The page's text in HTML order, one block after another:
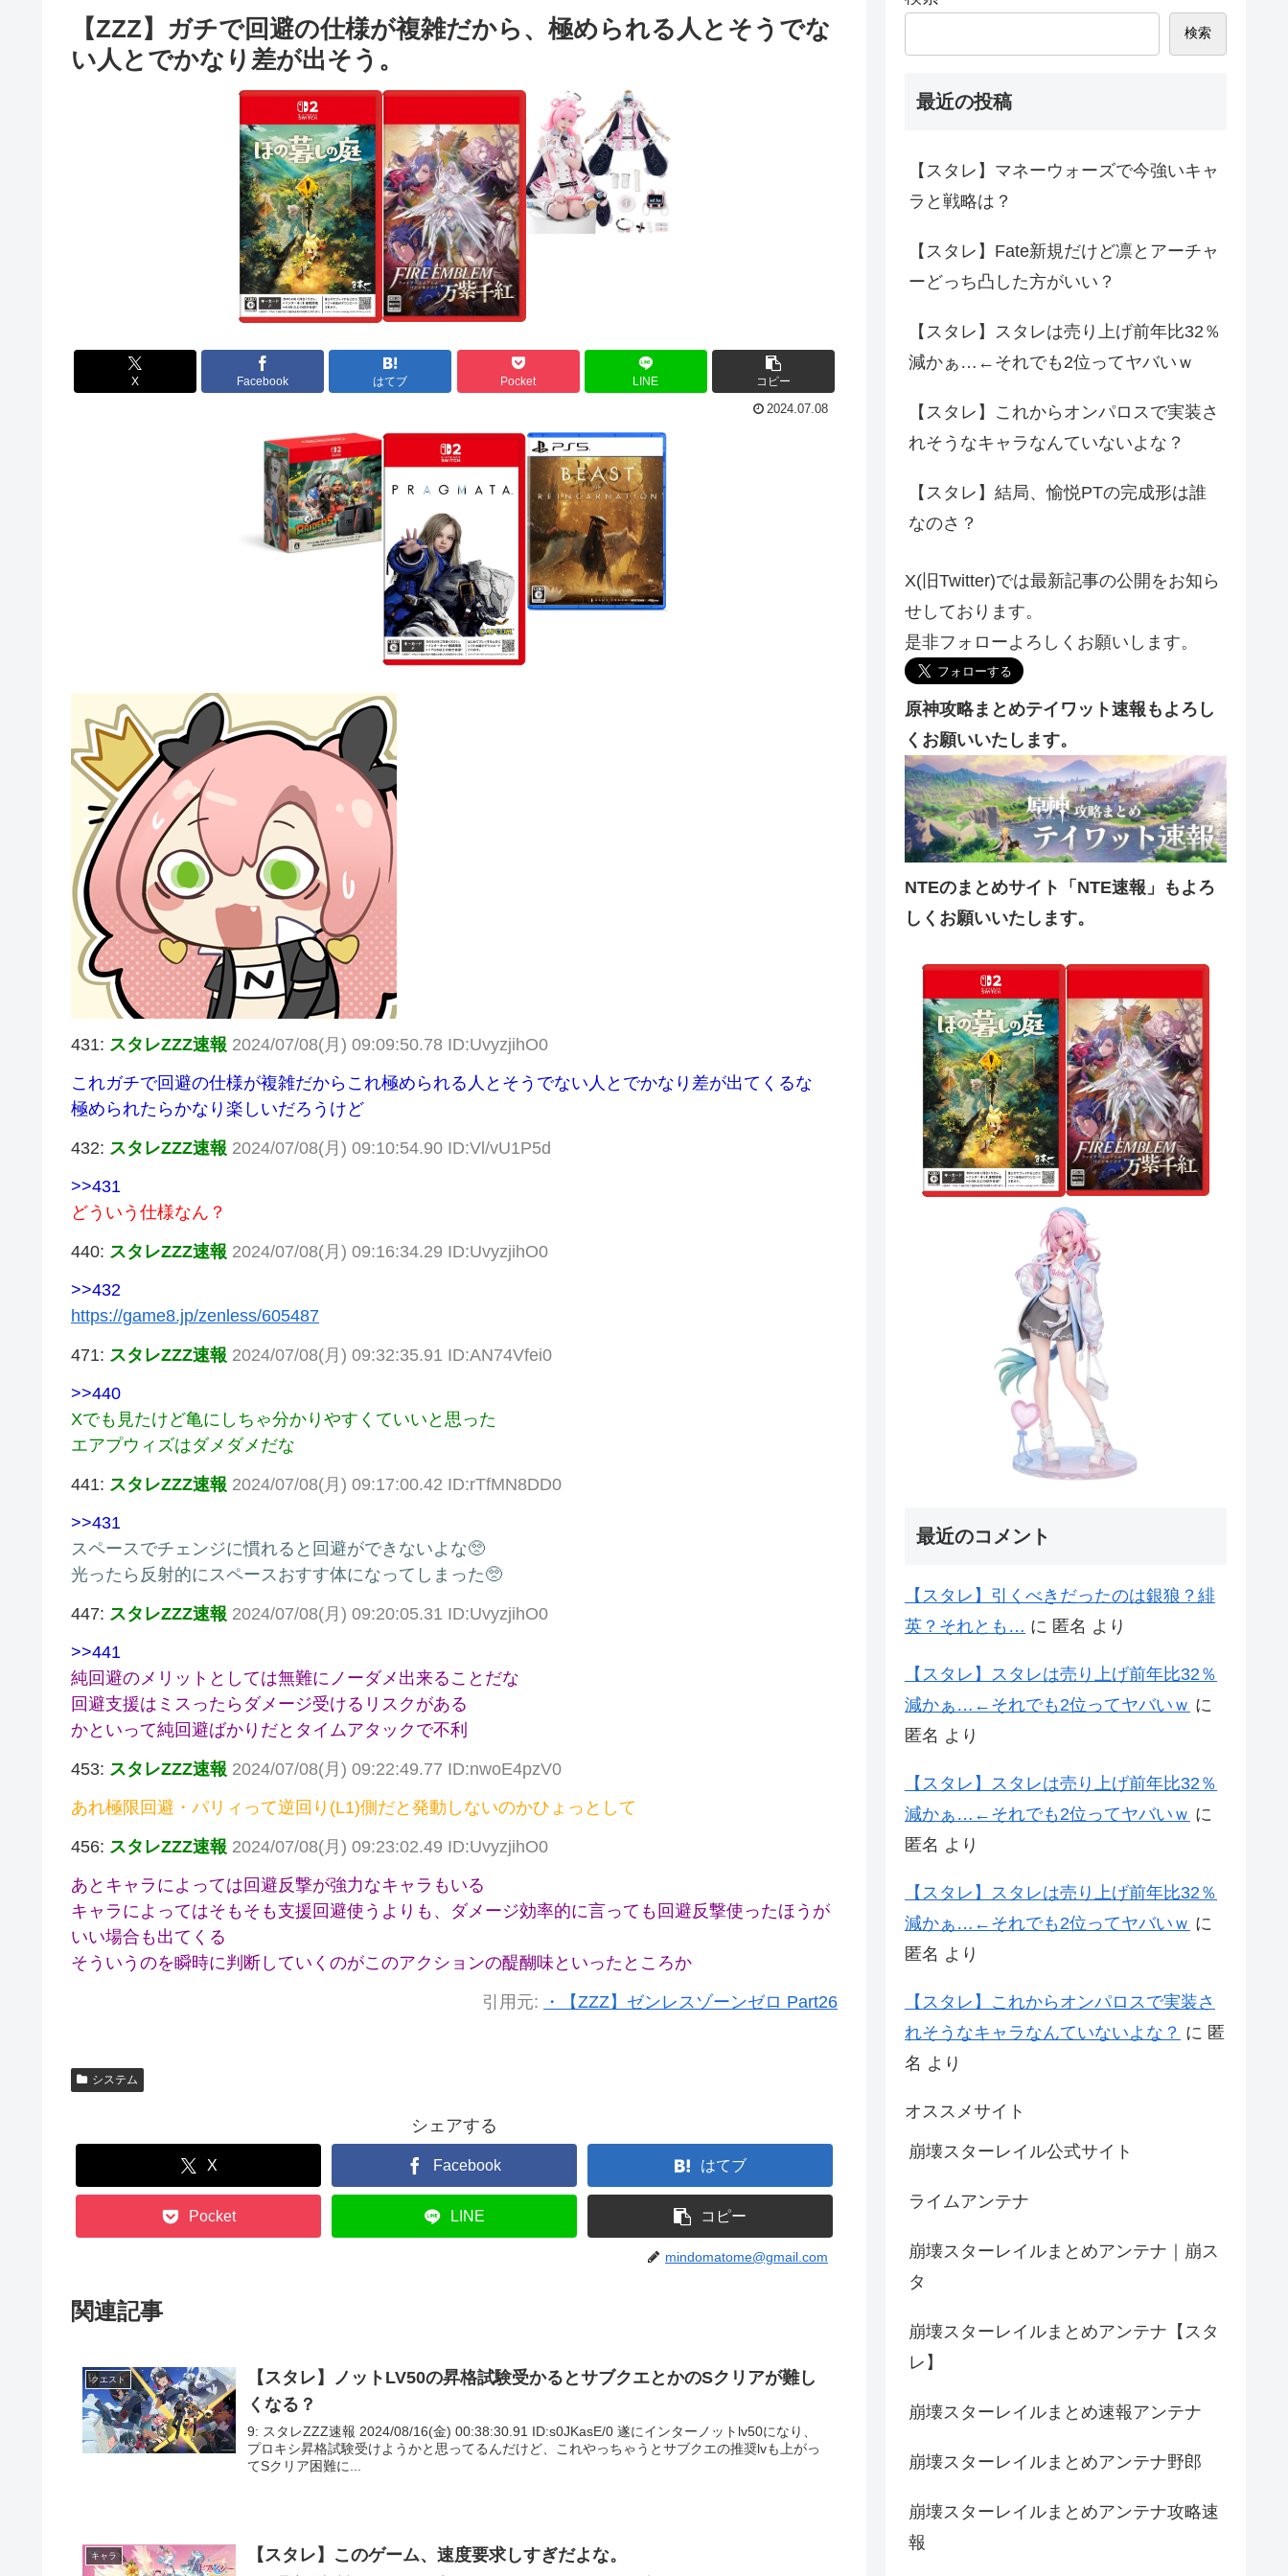
【ZZZ】ガチで回避の仕様が複雑だから、極められる人とそうでな
い人とでかなり差が出そう。
X Facebook はてブ Pocket LINE コピー
2024.07.08
431: スタレZZZ速報 2024/07/08(月) 09:09:50.78 ID:UvyzjihO0
これガチで回避の仕様が複雑だからこれ極められる人とそうでない人とでかなり差が出てくるな
極められたらかなり楽しいだろうけど
432: スタレZZZ速報 2024/07/08(月) 09:10:54.90 ID:Vl/vU1P5d
>>431
どういう仕様なん？
440: スタレZZZ速報 2024/07/08(月) 09:16:34.29 ID:UvyzjihO0
>>432
https://game8.jp/zenless/605487
471: スタレZZZ速報 2024/07/08(月) 09:32:35.91 ID:AN74Vfei0
>>440
Xでも見たけど亀にしちゃ分かりやすくていいと思った
エアプウィズはダメダメだな
441: スタレZZZ速報 2024/07/08(月) 09:17:00.42 ID:rTfMN8DD0
>>431
スペースでチェンジに慣れると回避ができないよな🥺
光ったら反射的にスペースおすす体になってしまった🥺
447: スタレZZZ速報 2024/07/08(月) 09:20:05.31 ID:UvyzjihO0
>>441
純回避のメリットとしては無難にノーダメ出来ることだな
回避支援はミスったらダメージ受けるリスクがある
かといって純回避ばかりだとタイムアタックで不利
453: スタレZZZ速報 2024/07/08(月) 09:22:49.77 ID:nwoE4pzV0
あれ極限回避・パリィって逆回り(L1)側だと発動しないのかひょっとして
456: スタレZZZ速報 2024/07/08(月) 09:23:02.49 ID:UvyzjihO0
あとキャラによっては回避反撃が強力なキャラもいる
キャラによってはそもそも支援回避使うよりも、ダメージ効率的に言っても回避反撃使ったほうが
いい場合も出てくる
そういうのを瞬時に判断していくのがこのアクションの醍醐味といったところか
引用元: ・【ZZZ】ゼンレスゾーンゼロ Part26
システム
シェアする
X Facebook はてブ
Pocket LINE コピー
mindomatome@gmail.com
関連記事
クエスト
【スタレ】ノットLV50の昇格試験受かるとサブクエとかのSクリアが難し
くなる？
9: スタレZZZ速報 2024/08/16(金) 00:38:30.91 ID:s0JKasE/0 遂にインターノットlv50になり、
プロキシ昇格試験受けようかと思ってるんだけど、これやっちゃうとサブクエの推奨lvも上がっ
てSクリア困難に...
キャラ 【スタレ】このゲーム、速度要求しすぎだよな。
検索
最近の投稿
【スタレ】マネーウォーズで今強いキャ
ラと戦略は？
【スタレ】Fate新規だけど凛とアーチャ
ーどっち凸した方がいい？
【スタレ】スタレは売り上げ前年比32％
減かぁ…←それでも2位ってヤバいｗ
【スタレ】これからオンパロスで実装さ
れそうなキャラなんていないよな？
【スタレ】結局、愉悦PTの完成形は誰
なのさ？
X(旧Twitter)では最新記事の公開をお知ら
せしております。
是非フォローよろしくお願いします。
原神攻略まとめテイワット速報もよろし
くお願いいたします。
NTEのまとめサイト「NTE速報」もよろ
しくお願いいたします。
最近のコメント
【スタレ】引くべきだったのは銀狼？緋
英？それとも… に 匿名 より
【スタレ】スタレは売り上げ前年比32％
減かぁ…←それでも2位ってヤバいｗ に
匿名 より
【スタレ】スタレは売り上げ前年比32％
減かぁ…←それでも2位ってヤバいｗ に
匿名 より
【スタレ】スタレは売り上げ前年比32％
減かぁ…←それでも2位ってヤバいｗ に
匿名 より
【スタレ】これからオンパロスで実装さ
れそうなキャラなんていないよな？ に 匿
名 より
オススメサイト
崩壊スターレイル公式サイト
ライムアンテナ
崩壊スターレイルまとめアンテナ｜崩ス
タ
崩壊スターレイルまとめアンテナ【スタ
レ】
崩壊スターレイルまとめ速報アンテナ
崩壊スターレイルまとめアンテナ野郎
崩壊スターレイルまとめアンテナ攻略速
報